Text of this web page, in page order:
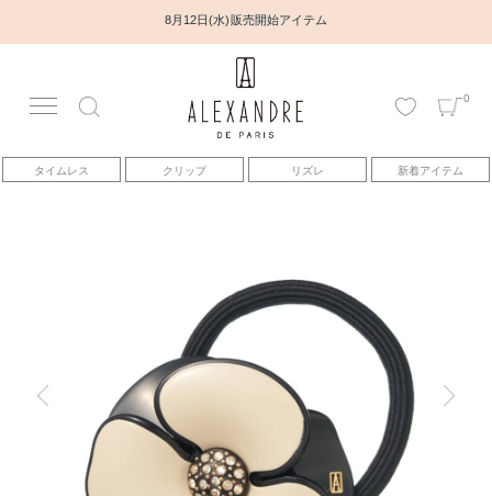
8月12日(水) 販売開始アイテム
0
タイムレス クリップ リズレ 新着アイテム
アカウント
アイテム
トピックス
ヘアアレンジ動画